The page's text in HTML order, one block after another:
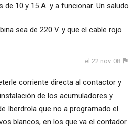
10 y 15 A. y a funcionar. Un saludo
sea de 220 V. y que el cable rojo
el 22 nov. 08
corriente directa al contactor y
de los acumuladores y
Iberdrola que no a programado el
blancos, en los que va el contador